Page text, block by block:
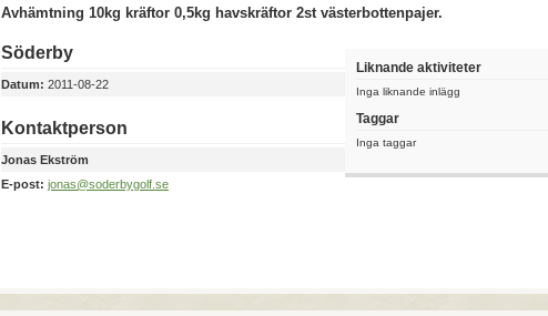
Avhämtning 10kg kräftor 0,5kg havskräftor 2st västerbottenpajer.
Liknande aktiviteter
Inga liknande inlägg
Taggar
Inga taggar
Söderby
Datum: 2011-08-22
Kontaktperson
Jonas Ekström
E-post: jonas@soderbygolf.se